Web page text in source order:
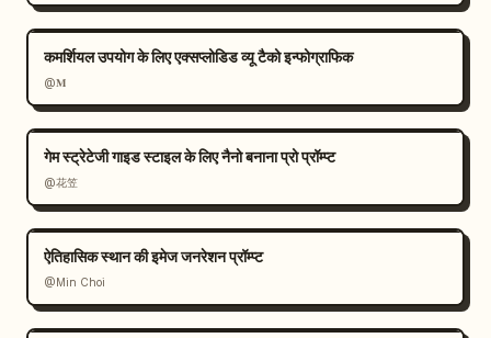
कमर्शियल उपयोग के लिए एक्सप्लोडिड व्यू टैको इन्फोग्राफिक
@𝐌
गेम स्ट्रेटेजी गाइड स्टाइल के लिए नैनो बनाना प्रो प्रॉम्प्ट
@花笠
ऐतिहासिक स्थान की इमेज जनरेशन प्रॉम्प्ट
@Min Choi